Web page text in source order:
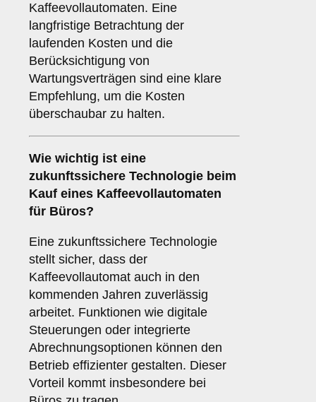
Kaffeevollautomaten. Eine
langfristige Betrachtung der
laufenden Kosten und die
Berücksichtigung von
Wartungsverträgen sind eine klare
Empfehlung, um die Kosten
überschaubar zu halten.
Wie wichtig ist eine
zukunftssichere Technologie beim
Kauf eines Kaffeevollautomaten
für Büros?
Eine zukunftssichere Technologie
stellt sicher, dass der
Kaffeevollautomat auch in den
kommenden Jahren zuverlässig
arbeitet. Funktionen wie digitale
Steuerungen oder integrierte
Abrechnungsoptionen können den
Betrieb effizienter gestalten. Dieser
Vorteil kommt insbesondere bei